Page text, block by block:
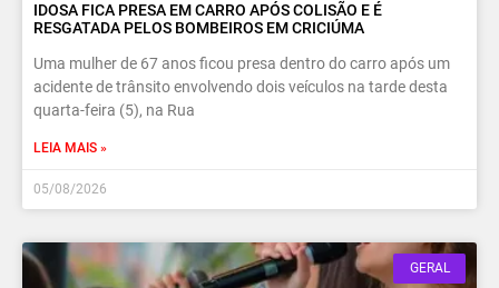
IDOSA FICA PRESA EM CARRO APÓS COLISÃO E É
RESGATADA PELOS BOMBEIROS EM CRICIÚMA
Uma mulher de 67 anos ficou presa dentro do carro após um
acidente de trânsito envolvendo dois veículos na tarde desta
quarta-feira (5), na Rua
LEIA MAIS »
05/08/2026
GERAL